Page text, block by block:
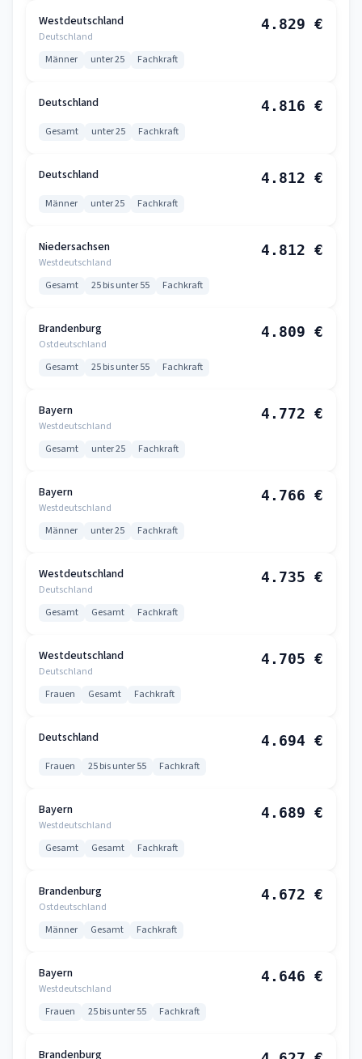
Westdeutschland
Deutschland
4.829 €
Männer unter 25 Fachkraft
Deutschland 4.816 €
Gesamt unter 25 Fachkraft
Deutschland 4.812 €
Männer unter 25 Fachkraft
Niedersachsen
Westdeutschland
4.812 €
Gesamt 25 bis unter 55 Fachkraft
Brandenburg
Ostdeutschland
4.809 €
Gesamt 25 bis unter 55 Fachkraft
Bayern
Westdeutschland
4.772 €
Gesamt unter 25 Fachkraft
Bayern
Westdeutschland
4.766 €
Männer unter 25 Fachkraft
Westdeutschland
Deutschland
4.735 €
Gesamt Gesamt Fachkraft
Westdeutschland
Deutschland
4.705 €
Frauen Gesamt Fachkraft
Deutschland 4.694 €
Frauen 25 bis unter 55 Fachkraft
Bayern
Westdeutschland
4.689 €
Gesamt Gesamt Fachkraft
Brandenburg
Ostdeutschland
4.672 €
Männer Gesamt Fachkraft
Bayern
Westdeutschland
4.646 €
Frauen 25 bis unter 55 Fachkraft
Brandenburg